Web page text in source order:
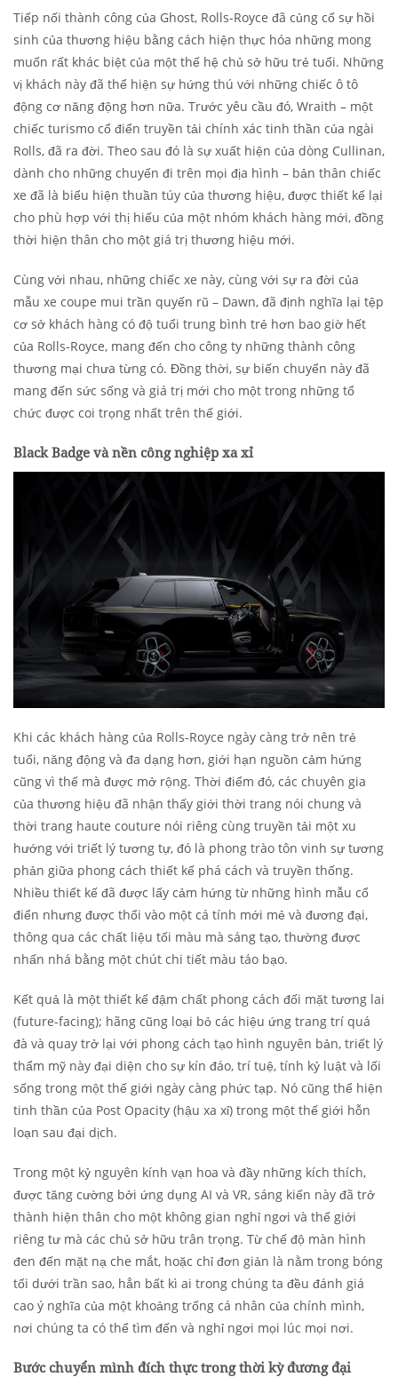
Tiếp nối thành công của Ghost, Rolls-Royce đã củng cố sự hồi
sinh của thương hiệu bằng cách hiện thực hóa những mong
muốn rất khác biệt của một thế hệ chủ sở hữu trẻ tuổi. Những
vị khách này đã thể hiện sự hứng thú với những chiếc ô tô
động cơ năng động hơn nữa. Trước yêu cầu đó, Wraith – một
chiếc turismo cổ điển truyền tải chính xác tinh thần của ngài
Rolls, đã ra đời. Theo sau đó là sự xuất hiện của dòng Cullinan,
dành cho những chuyến đi trên mọi địa hình – bản thân chiếc
xe đã là biểu hiện thuần túy của thương hiệu, được thiết kế lại
cho phù hợp với thị hiếu của một nhóm khách hàng mới, đồng
thời hiện thân cho một giá trị thương hiệu mới.
Cùng với nhau, những chiếc xe này, cùng với sự ra đời của
mẫu xe coupe mui trần quyến rũ – Dawn, đã định nghĩa lại tệp
cơ sở khách hàng có độ tuổi trung bình trẻ hơn bao giờ hết
của Rolls-Royce, mang đến cho công ty những thành công
thương mại chưa từng có. Đồng thời, sự biến chuyển này đã
mang đến sức sống và giá trị mới cho một trong những tổ
chức được coi trọng nhất trên thế giới.
Black Badge và nền công nghiệp xa xỉ
Khi các khách hàng của Rolls-Royce ngày càng trở nên trẻ
tuổi, năng động và đa dạng hơn, giới hạn nguồn cảm hứng
cũng vì thế mà được mở rộng. Thời điểm đó, các chuyên gia
của thương hiệu đã nhận thấy giới thời trang nói chung và
thời trang haute couture nói riêng cùng truyền tải một xu
hướng với triết lý tương tự, đó là phong trào tôn vinh sự tương
phản giữa phong cách thiết kế phá cách và truyền thống.
Nhiều thiết kế đã được lấy cảm hứng từ những hình mẫu cổ
điển nhưng được thổi vào một cá tính mới mẻ và đương đại,
thông qua các chất liệu tối màu mà sáng tạo, thường được
nhấn nhá bằng một chút chi tiết màu táo bạo.
Kết quả là một thiết kế đậm chất phong cách đối mặt tương lai
(future-facing); hãng cũng loại bỏ các hiệu ứng trang trí quá
đà và quay trở lại với phong cách tạo hình nguyên bản, triết lý
thẩm mỹ này đại diện cho sự kín đáo, trí tuệ, tính kỷ luật và lối
sống trong một thế giới ngày càng phức tạp. Nó cũng thể hiện
tinh thần của Post Opacity (hậu xa xỉ) trong một thế giới hỗn
loạn sau đại dịch.
Trong một kỷ nguyên kính vạn hoa và đầy những kích thích,
được tăng cường bởi ứng dụng AI và VR, sáng kiến này đã trở
thành hiện thân cho một không gian nghỉ ngơi và thế giới
riêng tư mà các chủ sở hữu trân trọng. Từ chế độ màn hình
đen đến mặt nạ che mắt, hoặc chỉ đơn giản là nằm trong bóng
tối dưới trần sao, hẳn bất kì ai trong chúng ta đều đánh giá
cao ý nghĩa của một khoảng trống cá nhân của chính mình,
nơi chúng ta có thể tìm đến và nghỉ ngơi mọi lúc mọi nơi.
Bước chuyển mình đích thực trong thời kỳ đương đại